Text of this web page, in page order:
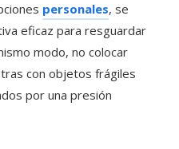
personales, se
eficaz para resguardar
modo, no colocar
con objetos frágiles
por una presión